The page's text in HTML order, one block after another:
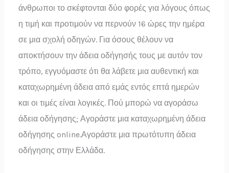
άνθρωποι το σκέφτονται δύο φορές για λόγους όπως
η τιμή και προτιμούν να περνούν 16 ώρες την ημέρα
σε μια σχολή οδηγών. Για όσους θέλουν να
αποκτήσουν την άδεια οδήγησής τους με αυτόν τον
τρόπο, εγγυόμαστε ότι θα λάβετε μια αυθεντική και
καταχωρημένη άδεια από εμάς εντός επτά ημερών
και οι τιμές είναι λογικές. Πού μπορώ να αγοράσω
άδεια οδήγησης; Αγοράστε μια καταχωρημένη άδεια
οδήγησης online.Αγοράστε μια πρωτότυπη άδεια
οδήγησης στην Ελλάδα.